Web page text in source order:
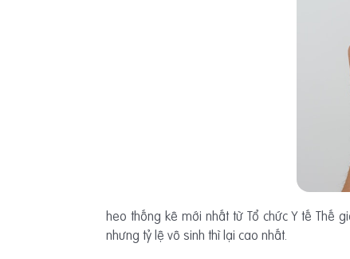
heo thống kê mới nhất từ Tổ chức Y tế Thế
nhưng tỷ lệ vô sinh thì lại cao nhất.